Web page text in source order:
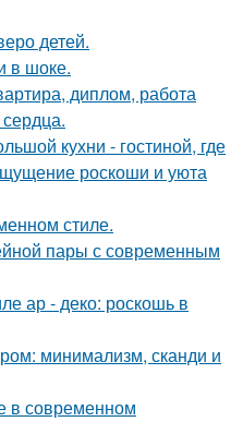
детей.
в шоке.
диплом, работа
кухни - гостиной, где
роскоши и уюта
стиле.
пары с современным
ар - деко: роскошь в
минимализм, сканди и
в современном